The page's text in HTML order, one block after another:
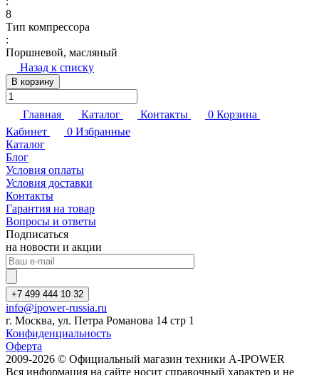
8
Тип компрессора
:
Поршневой, масляный
Назад к списку
В корзину
Главная Каталог Контакты 0 Корзина
Кабинет
0 Избранные
Каталог
Блог
Условия оплаты
Условия доставки
Контакты
Гарантия на товар
Вопросы и ответы
Подписаться
на новости и акции
+7 499 444 10 32
info@ipower-russia.ru
г. Москва, ул. Петра Романова 14 стр 1
Конфиденциальность
Оферта
2009-2026 © Официальный магазин техники A-IPOWER
Вся информация на сайте носит справочный характер и не